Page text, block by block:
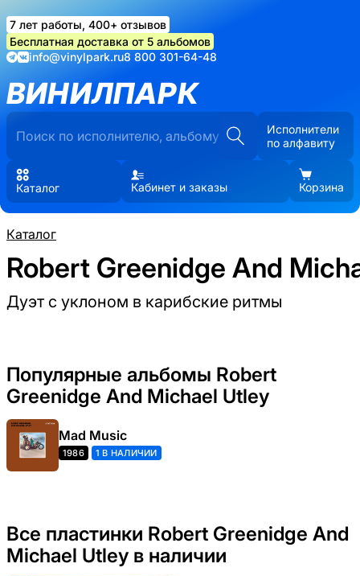
7 лет работы, 400+ отзывов
Бесплатная доставка от 5 альбомов
info@vinylpark.ru8 800 301-64-48
ВИНИЛПАРК
Исполнители
по алфавиту
Каталог Кабинет и заказы Корзина
Каталог
Robert Greenidge And
Дуэт с уклоном в карибские ритмы
Популярные альбомы Robert
Greenidge And Michael Utley
Mad Music
1986 1 В НАЛИЧИИ
Все пластинки Robert Greenidge And
Michael Utley в наличии